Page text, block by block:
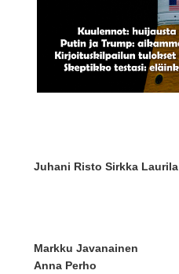
Juhani Risto Sirkka Laurila
Markku Javanainen
Anna Perho